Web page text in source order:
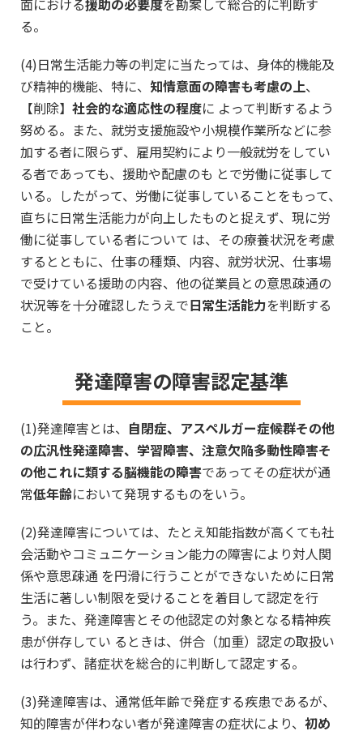
面における援助の必要度を勘案して総合的に判断す
る。
(4)日常生活能力等の判定に当たっては、身体的機能及
び精神的機能、特に、 知情意面の障害も考慮の上、
【削除】 社会的な適応性の程度に よって判断するよう
努める。また、就労支援施設や小規模作業所などに参
加する者に限らず、雇用契約により一般就労をしてい
る者であっても、援助や配慮のも とで労働に従事して
いる。したがって、労働に従事していることをもって、
直ちに日常生活能力が向上したものと捉えず、現に労
働に従事している者について は、その療養状況を考慮
するとともに、仕事の種類、内容、就労状況、仕事場
で受けている援助の内容、他の従業員との意思疎通の
状況等を十分確認したうえで日常生活能力を判断する
こと。
発達障害の障害認定基準
(1)発達障害とは、 自閉症、アスペルガー症候群その他
の広汎性発達障害、学習障害、注意欠陥多動性障害そ
の他これに類する脳機能の障害であってその症状が通
常低年齢において発現するものをいう。
(2)発達障害については、たとえ知能指数が高くても社
会活動やコミュニケーション能力の障害により対人関
係や意思疎通 を円滑に行うことができないために日常
生活に著しい制限を受けることを着目して認定を行
う。また、発達障害とその他認定の対象となる精神疾
患が併存してい るときは、併合（加重）認定の取扱い
は行わず、諸症状を総合的に判断して認定する。
(3)発達障害は、通常低年齢で発症する疾患であるが、
知的障害が伴わない者が発達障害の症状により、 初め